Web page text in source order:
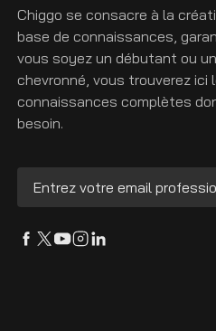
Chiggo se consacre à la
base de connaissances,
vous soyez un débutant ou
chevronné, vous trouverez ici
connaissances complètes
besoin.